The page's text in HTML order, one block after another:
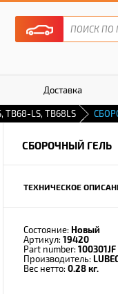
Доставка
TB68-LS, TB68LS
СБОРОЧНЫЙ ГЕЛЬ
ТЕХНИЧЕСКОЕ
Состояние: Новый
Артикул: 19420
Part number: 100301JF
Производитель:
Вес нетто: 0.28 кг.